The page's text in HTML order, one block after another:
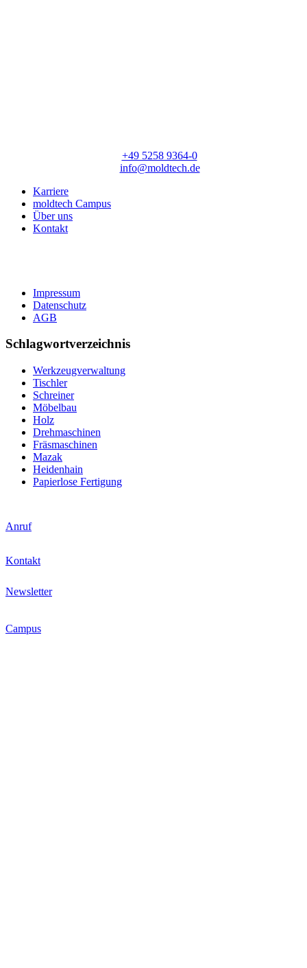
+49 5258 9364-0
info@moldtech.de
Karriere
moldtech Campus
Über uns
Kontakt
Impressum
Datenschutz
AGB
Schlagwortverzeichnis
Werkzeugverwaltung
Tischler
Schreiner
Möbelbau
Holz
Drehmaschinen
Fräsmaschinen
Mazak
Heidenhain
Papierlose Fertigung
Anruf
Kontakt
Newsletter
Campus